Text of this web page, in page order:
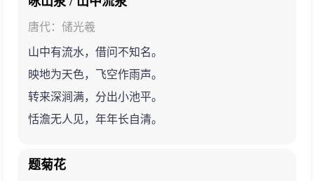
唐代：储光羲
山中有流水，借问不知名。
映地为天色，飞空作雨声。
转来深涧满，分出小池平。
恬澹无人见，年年长自清。
题菊花